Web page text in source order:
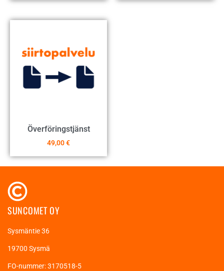
Överföringstjänst
49,00€
SUNCOMET OY
Sysmäntie 36
19700 Sysmä
FO-nummer: 3170518-5